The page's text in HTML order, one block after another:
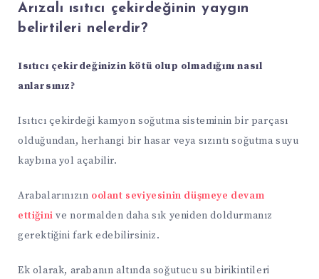
Arızalı ısıtıcı çekirdeğinin yaygın
belirtileri nelerdir?
Isıtıcı çekirdeğinizin kötü olup olmadığını nasıl
anlarsınız?
Isıtıcı çekirdeği kamyon soğutma sisteminin bir parçası
olduğundan, herhangi bir hasar veya sızıntı soğutma suyu
kaybına yol açabilir.
Arabalarınızın oolant seviyesinin düşmeye devam
ettiğini ve normalden daha sık yeniden doldurmanız
gerektiğini fark edebilirsiniz.
Ek olarak, arabanın altında soğutucu su birikintileri